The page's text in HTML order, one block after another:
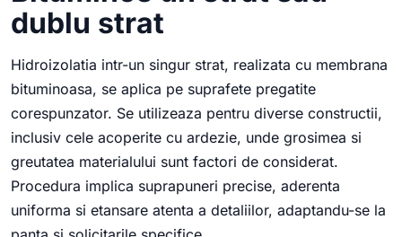
dublu strat
Hidroizolatia intr-un singur strat, realizata cu membrana
bituminoasa, se aplica pe suprafete pregatite
corespunzator. Se utilizeaza pentru diverse constructii,
inclusiv cele acoperite cu ardezie, unde grosimea si
greutatea materialului sunt factori de considerat.
Procedura implica suprapuneri precise, aderenta
uniforma si etansare atenta a detaliilor, adaptandu-se la